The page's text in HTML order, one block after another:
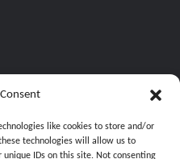
like cookies to store and/or
technologies will allow us to
unique IDs on this site. Not consenting
рассылку: